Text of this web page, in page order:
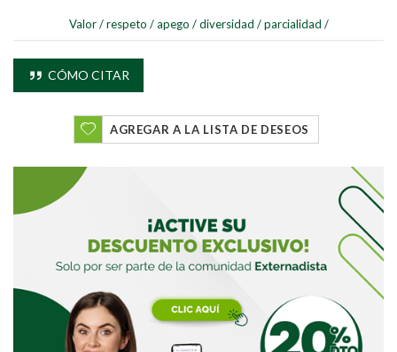
Valor / respeto / apego / diversidad / parcialidad /
CÓMO CITAR
AGREGAR A LA LISTA DE DESEOS